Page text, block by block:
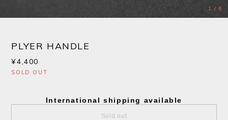
1 /6
PLYER HANDLE
¥4,400
SOLD OUT
International shipping available
Sold out